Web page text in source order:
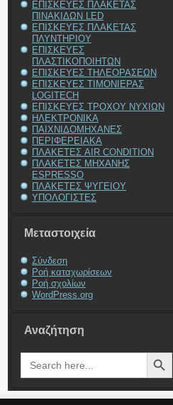
ΕΠΙΣΚΕΥΕΣ ΠΛΑΚΕΤΑΣ
ΠΙΝΑΚΙΔΩΝ LED
ΕΠΙΣΚΕΥΕΣ ΠΛΑΚΕΤΑΣ
ΠΛΥΝΤΗΡΙΟΥ
ΕΠΙΣΚΕΥΕΣ
ΠΛΑΣΤΙΚΟΠΟΙΗΤΩΝ
ΕΠΙΣΚΕΥΕΣ ΤΗΛΕΟΡΑΣΕΩΝ
ΕΠΙΣΚΕΥΕΣ ΤΙΜΟΝΙΕΡΑΣ
LOGITECH
ΕΠΙΣΚΕΥΕΣ ΤΡΟΧΟΥ ΝΥΧΙΩΝ
ΗΛΕΚΤΡΟΝΙΚΑ
ΠΑΙΧΝΙΔΟΜΗΧΑΝΕΣ
ΠΕΡΙΦΕΡΕΙΑΚΑ
ΠΛΑΚΕΤΕΣ AIR CONDITION
ΠΛΑΚΕΤΕΣ ΜΗΧΑΝΗΣ
ESPRESSO
ΠΛΑΚΕΤΕΣ ΨΥΓΕΙΟΥ
ΥΠΟΛΟΓΙΣΤΕΣ
Μεταστοιχεία
Σύνδεση
Ροή καταχωρίσεων
Ροή σχολίων
WordPress.org
Αναζήτηση
Search
for:
Search Button